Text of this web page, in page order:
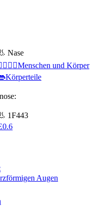
Nase
und Körper
1F443
Augen